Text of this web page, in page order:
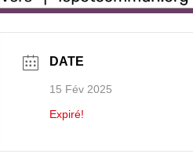
DATE
15 Fév 2025
Expiré!